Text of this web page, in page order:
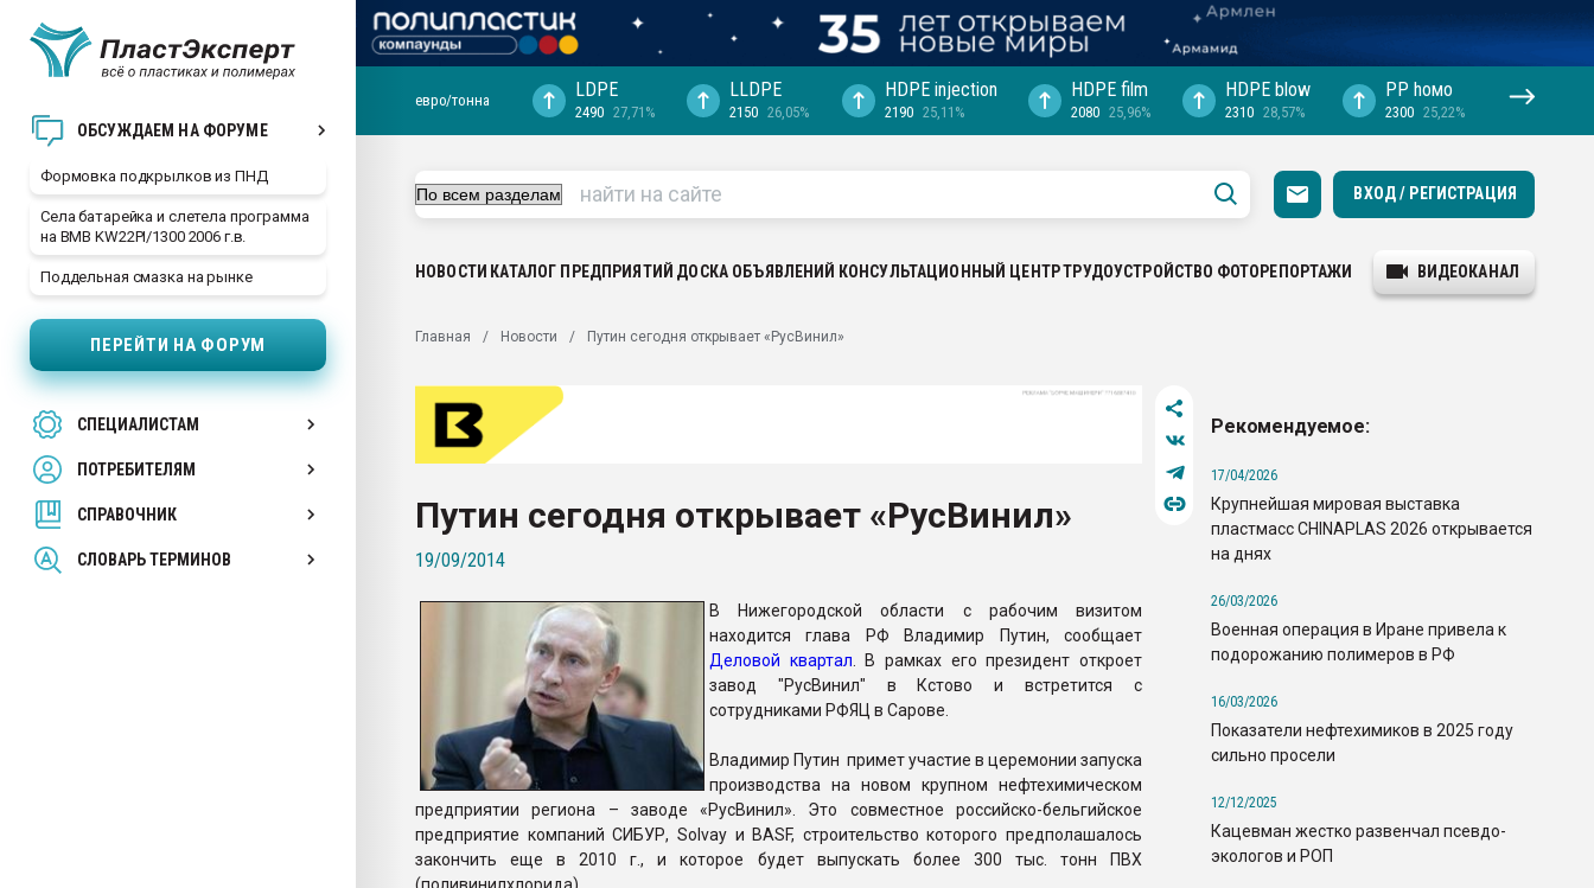
ОБСУЖДАЕМ НА ФОРУМЕ
Формовка подкрылков из ПНД
Села батарейка и слетела программа
на BMB KW22PI/1300 2006 г.в.
Поддельная смазка на рынке
ПЕРЕЙТИ НА ФОРУМ
СПЕЦИАЛИСТАМ
ПОТРЕБИТЕЛЯМ
СПРАВОЧНИК
СЛОВАРЬ ТЕРМИНОВ
29.07.2026 ФРП помог "Ижевскому
Вакуум-формовочные машины:
28.07.2026 Автоматизация выходит на
первый план в переработке
пластмасс
ситуацией на строительном рынке
Всё, что касается выдува ПЭТ
бутылок
ПЕРЕЙТИ НА ФОРУМ
евро/тонна LDPE
2490 27,71%
LLDPE
2150 26,05%
HDPE injection
2190 25,11%
HDPE film
2080 25,96%
HDPE blow
2310 28,57%
PP hомо
2300 25,22%
ВХОД / РЕГИСТРАЦИЯ
НОВОСТИ КАТАЛОГ ПРЕДПРИЯТИЙ ДОСКА ОБЪЯВЛЕНИЙ КОНСУЛЬТАЦИОННЫЙ ЦЕНТРТРУДОУСТРОЙСТВО ФОТОРЕПОРТАЖИ ВИДЕОКАНАЛ
Главная Новости Путин сегодня открывает «РусВинил»
Путин сегодня открывает «РусВинил»
19/09/2014
В Нижегородской области с рабочим визитом
находится глава РФ Владимир Путин, сообщает
Деловой квартал. В рамках его президент откроет
завод "РусВинил" в Кстово и встретится с
сотрудниками РФЯЦ в Сарове.
Владимир Путин примет участие в церемонии запуска
производства на новом крупном нефтехимическом
предприятии региона – заводе «РусВинил». Это совместное российско-бельгийское
предприятие компаний СИБУР, Solvay и BASF, строительство которого предполашалось
закончить еще в 2010 г., и которое будет выпускать более 300 тыс. тонн ПВХ
Рекомендуемое:
17/04/2026
Крупнейшая мировая выставка
пластмасс CHINAPLAS 2026 открывается
на днях
26/03/2026
Военная операция в Иране привела к
подорожанию полимеров в РФ
16/03/2026
Показатели нефтехимиков в 2025 году
сильно просели
12/12/2025
Кацевман жестко развенчал псевдо-
экологов и РОП